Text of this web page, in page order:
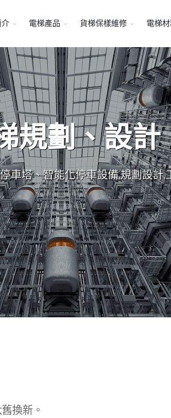
介 電梯產品 貨梯保樣維修 電梯
規劃、設計
車塔、智能化停車設備,規劃設計,
換新。